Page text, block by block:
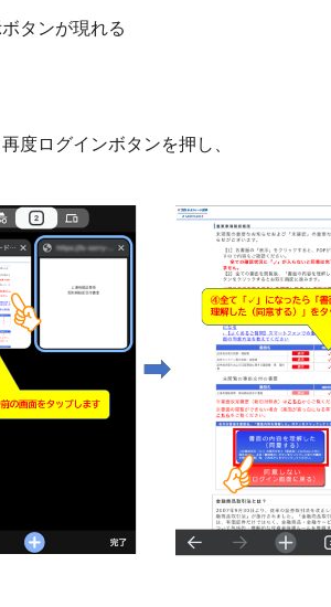
タンが現れる
度ログインボタンを押し、